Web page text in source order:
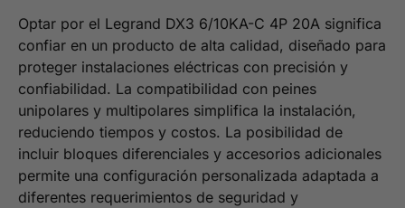
Optar por el Legrand DX3 6/10KA-C 4P 20A significa
confiar en un producto de alta calidad, diseñado para
proteger instalaciones eléctricas con precisión y
confiabilidad. La compatibilidad con peines
unipolares y multipolares simplifica la instalación,
reduciendo tiempos y costos. La posibilidad de
incluir bloques diferenciales y accesorios adicionales
permite una configuración personalizada adaptada a
diferentes requerimientos de seguridad y